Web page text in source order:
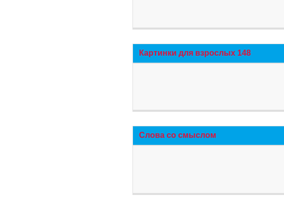
Картинки для взрослых 148
Слова со смыслом